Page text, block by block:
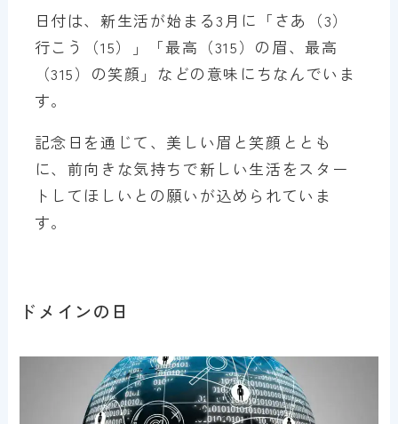
日付は、新生活が始まる3月に「さあ（3）
行こう（15）」「最高（315）の眉、最高
（315）の笑顔」などの意味にちなんでいま
す。
記念日を通じて、美しい眉と笑顔ととも
に、前向きな気持ちで新しい生活をスター
トしてほしいとの願いが込められていま
す。
ドメインの日